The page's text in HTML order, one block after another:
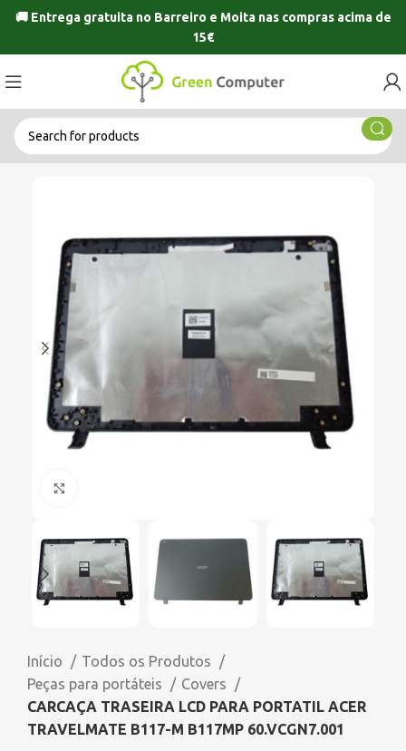
🚚 Entrega gratuita no Barreiro e Moitanas compras acima de
15€
Início
Todos os Produtos
Peças para portáteis
Covers
CARCAÇA TRASEIRA LCD PARA PORTATIL ACER
TRAVELMATE B117-M B117MP 60.VCGN7.001